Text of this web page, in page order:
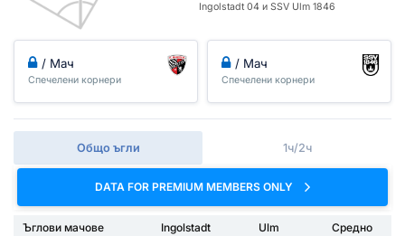
Ingolstadt 04 и SSV Ulm 1846
/ Мач
Спечелени корнери
/ Мач
Спечелени корнери
Общо ъгли 1ч/2ч
DATA FOR PREMIUM MEMBERS ONLY
Ъглови мачове Ingolstadt Ulm
Средно